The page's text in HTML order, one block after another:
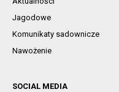
Jagodowe
Komunikaty sadownicze
Nawożenie
SOCIAL MEDIA